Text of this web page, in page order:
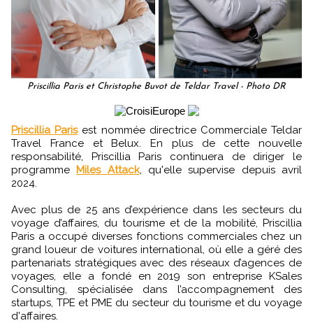
Priscillia Paris et Christophe Buvot de Teldar Travel - Photo DR
Priscillia Parisest nommée directrice Commerciale Teldar
Travel France et Belux. En plus de cette nouvelle
responsabilité, Priscillia Paris continuera de diriger le
programme Miles Attack, qu'elle supervise depuis avril
2024.
Avec plus de 25 ans d’expérience dans les secteurs du
voyage d’affaires, du tourisme et de la mobilité, Priscillia
Paris a occupé diverses fonctions commerciales chez un
grand loueur de voitures international, où elle a géré des
partenariats stratégiques avec des réseaux d’agences de
voyages, elle a fondé en 2019 son entreprise KSales
Consulting, spécialisée dans l’accompagnement des
startups, TPE et PME du secteur du tourisme et du voyage
d'affaires.